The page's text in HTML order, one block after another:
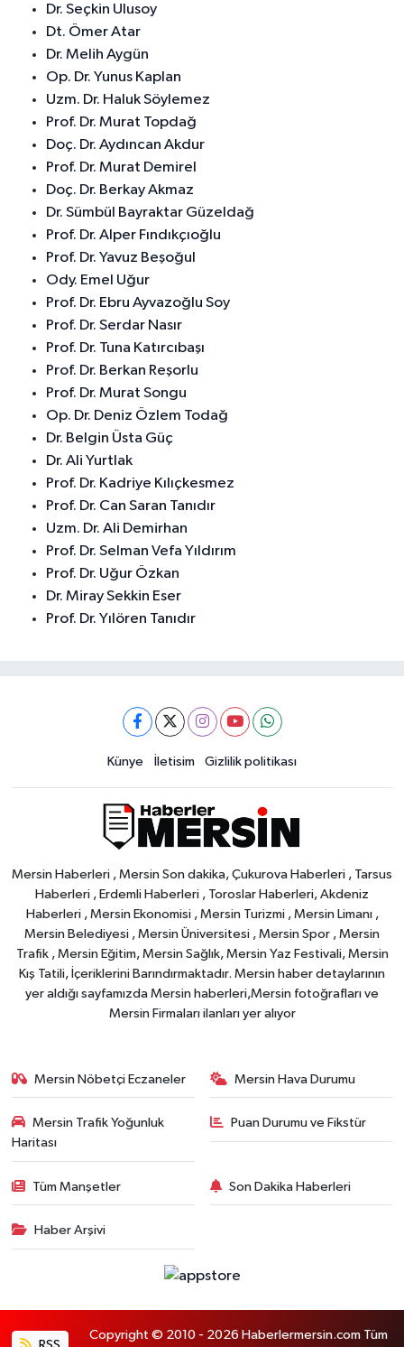
Dr. Seçkin Ulusoy
Dt. Ömer Atar
Dr. Melih Aygün
Op. Dr. Yunus Kaplan
Uzm. Dr. Haluk Söylemez
Prof. Dr. Murat Topdağ
Doç. Dr. Aydıncan Akdur
Prof. Dr. Murat Demirel
Doç. Dr. Berkay Akmaz
Dr. Sümbül Bayraktar Güzeldağ
Prof. Dr. Alper Fındıkçıoğlu
Prof. Dr. Yavuz Beşoğul
Ody. Emel Uğur
Prof. Dr. Ebru Ayvazoğlu Soy
Prof. Dr. Serdar Nasır
Prof. Dr. Tuna Katırcıbaşı
Prof. Dr. Berkan Reşorlu
Prof. Dr. Murat Songu
Op. Dr. Deniz Özlem Todağ
Dr. Belgin Üsta Güç
Dr. Ali Yurtlak
Prof. Dr. Kadriye Kılıçkesmez
Prof. Dr. Can Saran Tanıdır
Uzm. Dr. Ali Demirhan
Prof. Dr. Selman Vefa Yıldırım
Prof. Dr. Uğur Özkan
Dr. Miray Sekkin Eser
Prof. Dr. Yılören Tanıdır
Künye İletisim Gizlilik politikası
Mersin Haberleri , Mersin Son dakika, Çukurova Haberleri , Tarsus
Haberleri , Erdemli Haberleri , Toroslar Haberleri, Akdeniz
Haberleri , Mersin Ekonomisi , Mersin Turizmi , Mersin Limanı ,
Mersin Belediyesi , Mersin Üniversitesi , Mersin Spor , Mersin
Trafik , Mersin Eğitim, Mersin Sağlık, Mersin Yaz Festivali, Mersin
Kış Tatili, İçeriklerini Barındırmaktadır. Mersin haber detaylarının
yer aldığı sayfamızda Mersin haberleri,Mersin fotoğrafları ve
Mersin Firmaları ilanları yer alıyor
Mersin Nöbetçi Eczaneler Mersin Hava Durumu
Mersin Trafik Yoğunluk
Haritası
Puan Durumu ve Fikstür
Tüm Manşetler Son Dakika Haberleri
Haber Arşivi
Copyright © 2010 - 2026 Haberlermersin.com Tüm